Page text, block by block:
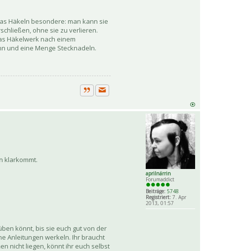
Häkeln besondere: man kann sie
ohne sie zu verlieren.
Häkelwerk nach einem
und eine Menge Stecknadeln.
ZitatPrivate Nachricht senden
aprilnärrin
Forumaddict
Beiträge: 5748
Registriert: 7. Apr
2013, 01:57
klarkommt.
könnt, bis sie euch gut von der
Anleitungen werkeln. Ihr braucht
nicht liegen, könnt ihr euch selbst